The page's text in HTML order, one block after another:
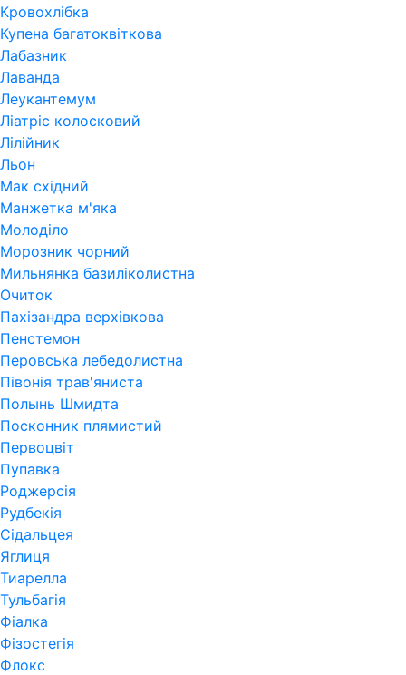
Кровохлібка
Купена багатоквіткова
Лабазник
Лаванда
Леукантемум
Ліатріс колосковий
Лілійник
Льон
Мак східний
Манжетка м'яка
Молоділо
Морозник чорний
Мильнянка базиліколистна
Очиток
Пахізандра верхівкова
Пенстемон
Перовська лебедолистна
Півонія трав'яниста
Полынь Шмидта
Посконник плямистий
Первоцвіт
Пупавка
Роджерсія
Рудбекія
Сідальцея
Яглиця
Тиарелла
Тульбагія
Фіалка
Фізостегія
Флокс